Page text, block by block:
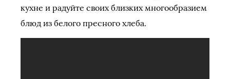
кухне и радуйте своих близких многообразием
блюд из белого пресного хлеба.